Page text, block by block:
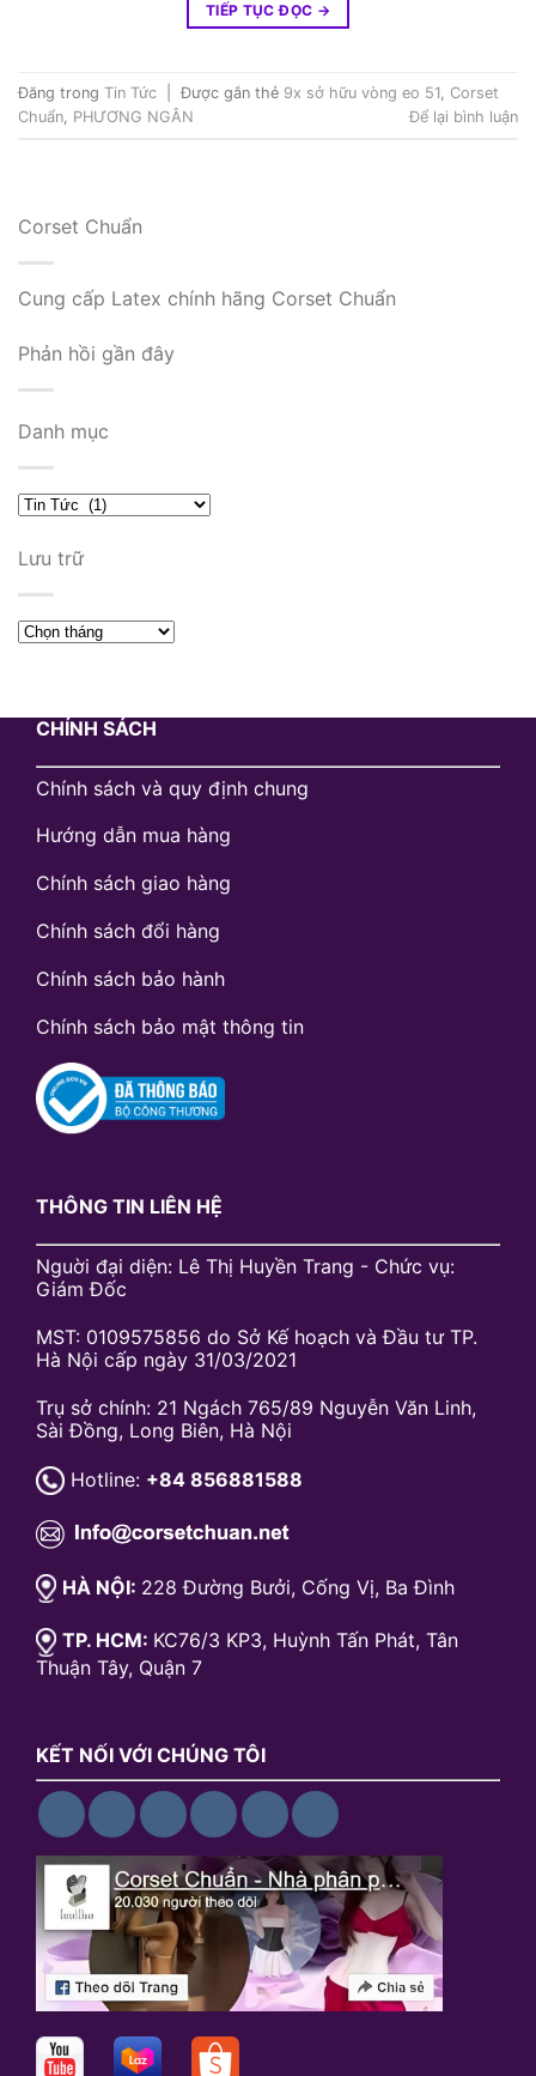
TIẾP TỤC ĐỌC →
Đăng trong Tin Tức Được gắn thẻ 9x sở hữu vòng eo 51
Corset
Chuẩn PHƯƠNG NGÂN Để lại bình luận
Corset Chuẩn
Cung cấp Latex chính hãng Corset Chuẩn
Phản hồi gần đây
Danh mục
Danh
Lưu trữ
Lưu
CHÍNH SÁCH
Chính sách và quy định chung
Hướng dẫn mua hàng
Chính sách giao hàng
Chính sách đổi hàng
Chính sách bảo hành
Chính sách bảo mật thông tin
THÔNG TIN LIÊN HỆ
Nguời đại diện: Lê Thị Huyền Trang - Chức vụ:
Giám Đốc
MST: 0109575856 do Sở Kế hoạch và Đầu tư TP.
Hà Nội cấp ngày 31/03/2021
Trụ sở chính: 21 Ngách 765/89 Nguyễn Văn Linh,
Sài Đồng, Long Biên, Hà Nội
Hotline: +84 856881588
HÀ NỘI: 228 Đường Bưởi, Cống Vị, Ba Đình
TP. HCM: KC76/3 KP3, Huỳnh Tấn Phát, Tân
Thuận Tây, Quận 7
KẾT NỐI VỚI CHÚNG TÔI